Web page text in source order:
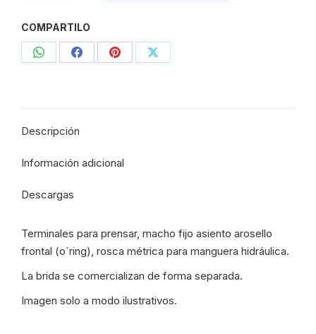
arosello
frontal
RM
3/8"
Stuff
-
ATD/168/16-
-
15268
cantidad
COMPARTILO
CompartirCompartirCompartirCompartir
Descripción
Información adicional
Descargas
Terminales para prensar, macho fijo asiento arosello
frontal (o´ring), rosca métrica para manguera hidráulica.
La brida se comercializan de forma separada.
Imagen solo a modo ilustrativos.